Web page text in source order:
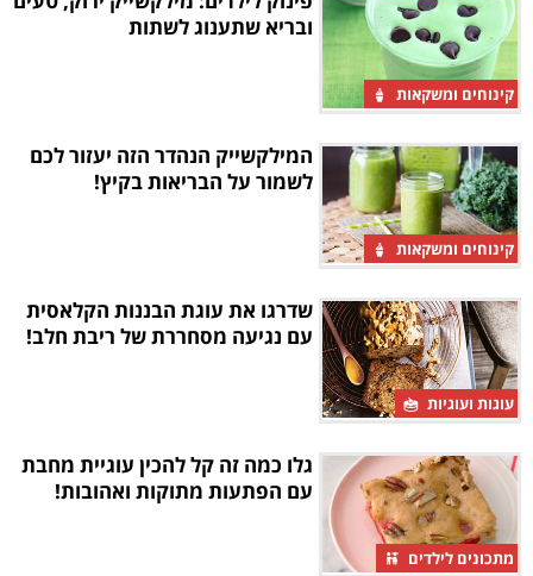
קינוחים ומשקאות
ובריא שתענוג לשתות
קינוחים ומשקאות
המילקשייק הנהדר הזה יעזור לכם
לשמור על הבריאות בקיץ!
עוגות ועוגיות
שדרגו את עוגת הבננות הקלאסית
עם נגיעה מסחררת של ריבת חלב!
מתכונים לילדים
גלו כמה זה קל להכין עוגיית מחבת
עם הפתעות מתוקות ואהובות!